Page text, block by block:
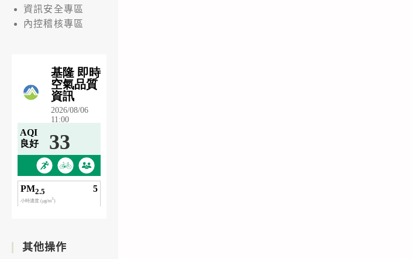
資訊安全專區
內控稽核專區
其他操作